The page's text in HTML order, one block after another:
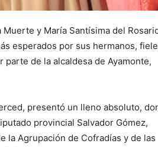
y María Santísima del
esperados por sus hermanos,
de la alcaldesa de Ayamonte,
presentó un lleno absoluto,
provincial Salvador Gómez,
la Agrupación de Cofradías y de las